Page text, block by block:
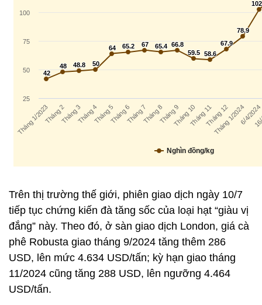
Trên thị trường thế giới, phiên giao dịch ngày 10/7
tiếp tục chứng kiến đà tăng sốc của loại hạt “giàu vị
đắng” này. Theo đó, ở sàn giao dịch London, giá cà
phê Robusta giao tháng 9/2024 tăng thêm 286
USD, lên mức 4.634 USD/tấn; kỳ hạn giao tháng
11/2024 cũng tăng 288 USD, lên ngưỡng 4.464
USD/tấn.